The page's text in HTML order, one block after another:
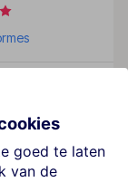
van
van het
goed te laten
van de